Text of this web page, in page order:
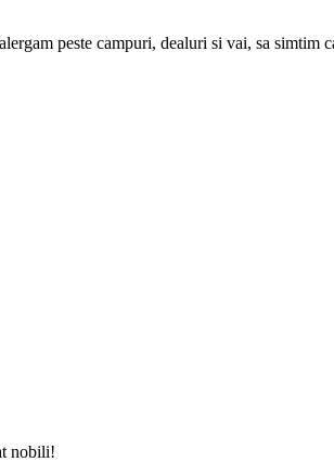
peste campuri, dealuri si vai, sa simtim
nobili!